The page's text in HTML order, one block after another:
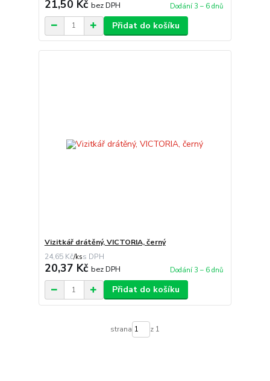
21,50 Kč bez DPH Dodání 3 – 6 dnů
Přidat do košíku
Vizitkář drátěný, VICTORIA, černý
24,65 Kč/ks
20,37 Kč bez DPH Dodání 3 – 6 dnů
Přidat do košíku
strana z 1